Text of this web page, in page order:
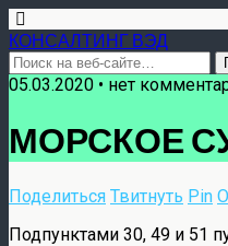
КОНСАЛТИНГ ВЭД
05.03.2020 • нет
МОРСКОЕ
Поделиться Твитнуть Pin
Подпунктами 30, 49 и 51